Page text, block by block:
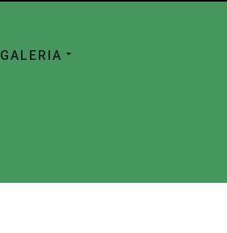
GALERIA